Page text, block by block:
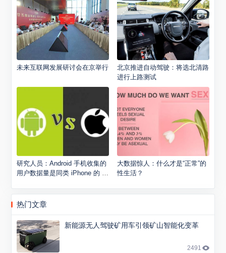
未来互联网发展研讨会在京举行
北京推进自动驾驶：将选北清路
进行上路测试
研究人员：Android 手机收集的
用户数据量是同类 iPhone 的 2
大数据惊人：什么才是“正常”的
性生活？
热门文章
新能源无人驾驶矿用车引领矿山智能化变革
2491